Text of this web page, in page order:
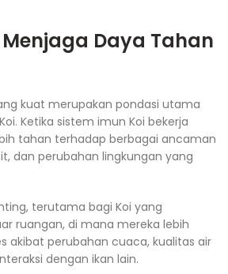
Daya Tahan
kuat merupakan pondasi utama
Ketika sistem imun Koi bekerja
tahan terhadap berbagai ancaman
dan perubahan lingkungan yang
terutama bagi Koi yang
ruangan, di mana mereka lebih
akibat perubahan cuaca, kualitas air
dengan ikan lain.